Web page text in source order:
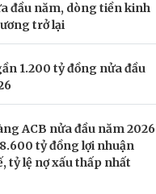
đầu năm, dòng tiền kinh
trở lại
1.200 tỷ đồng nửa đầu
ACB nửa đầu năm 2026
tỷ đồng lợi nhuận
tỷ lệ nợ xấu thấp nhất